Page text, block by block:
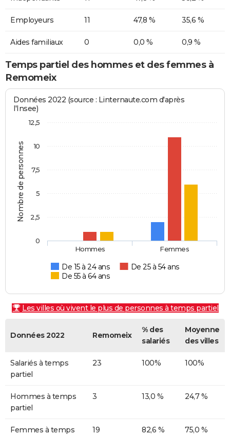
Employeurs 11 47,8 % 35,6 %
Aides familiaux 0 0,0 % 0,9 %
Temps partiel des hommes et des femmes à
Remomeix
Nombre de personnes
Données 2022 (source : Linternaute.com d'après
l'Insee)
De 15 à 24 ans
De 25 à 54 ans
De 55 à 64 ans
Hommes Femmes
0
2,5
5
7,5
10
12,5
Les villes où vivent le plus de personnes à temps partiel
Données 2022 Remomeix
% des
salariés
Moyenne
des villes
Salariés à temps
partiel
23 100% 100%
Hommes à temps
partiel
3 13,0 % 24,7 %
Femmes à temps
19 82,6 % 75,0 %